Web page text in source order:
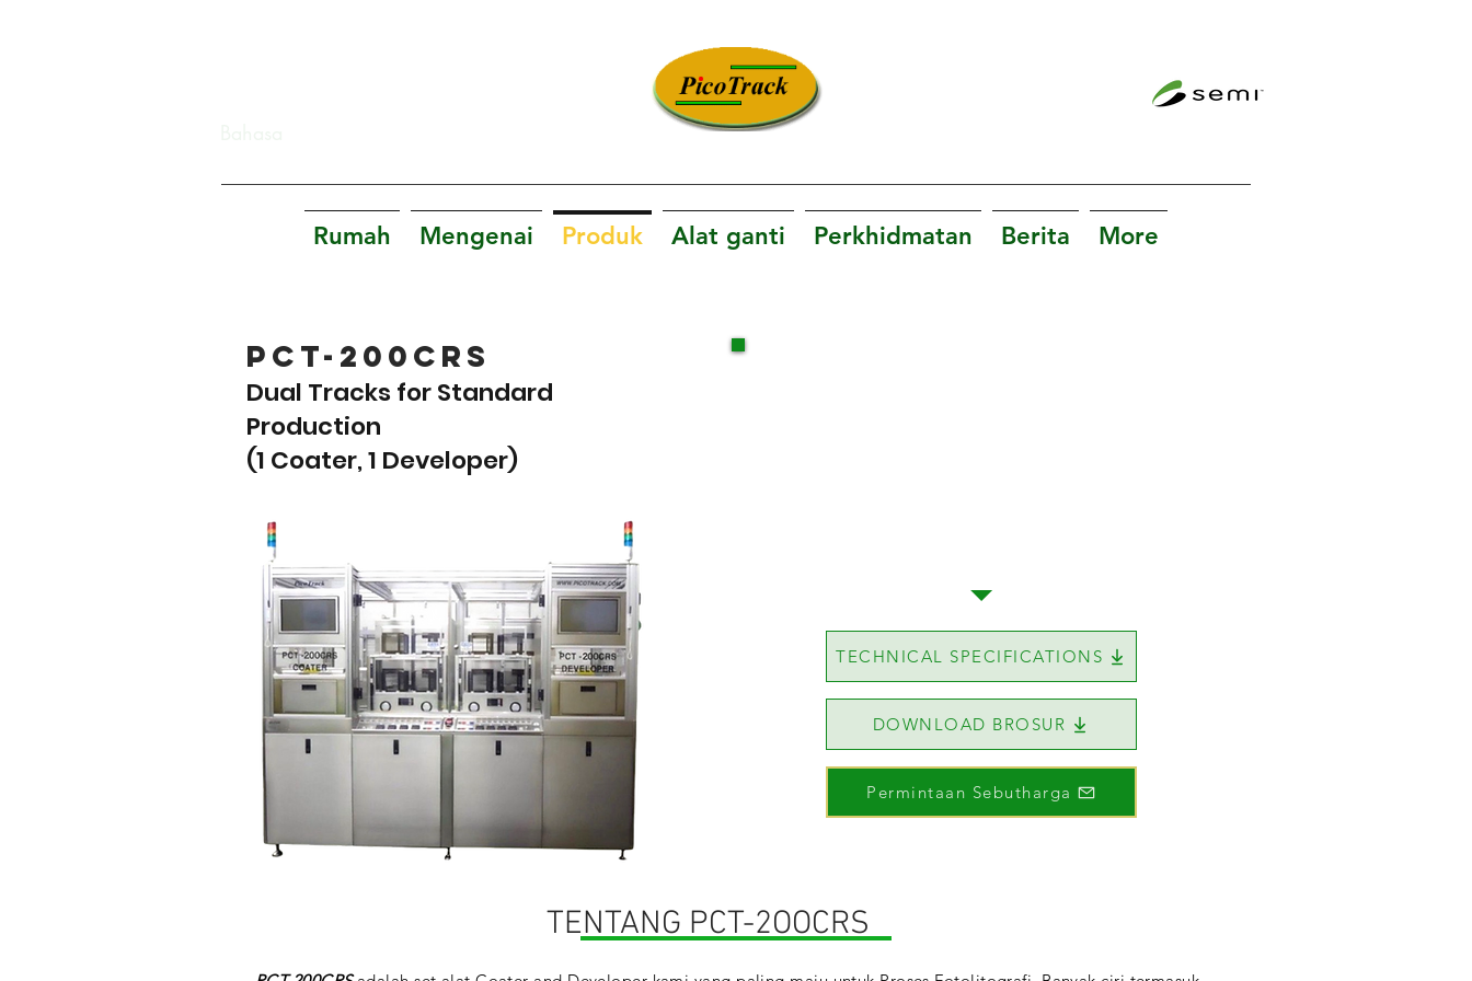
Rumah Mengenai Produk Alat ganti Perkhidmatan Berita More
PCT-200CRS
Dual Tracks for Standard
Production
(1 Coater, 1 Developer)
TECHNICAL SPECIFICATIONS
DOWNLOAD BROSUR
Permintaan Sebutharga
TENTANG PCT-2OOCRS